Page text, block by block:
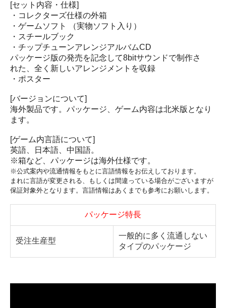
[セット内容・仕様]
・コレクターズ仕様の外箱
・ゲームソフト （実物ソフト入り）
・スチールブック
・チップチューンアレンジアルバムCD
パッケージ版の発売を記念して8bitサウンドで制作さ
れた、全く新しいアレンジメントを収録
・ポスター
[バージョンについて]
海外製品です。パッケージ、ゲーム内容は北米版となり
ます。
[ゲーム内言語について]
英語、日本語、中国語。
※箱など、パッケージは海外仕様です。
※公式案内や流通情報をもとに言語情報をお伝えしております。
まれに言語が変更される、もしくは間違っている場合がございますが
保証対象外となります。言語情報はあくまでも参考にお願いします。
パッケージ特長
受注生産型
一般的に多く流通しない
タイプのパッケージ